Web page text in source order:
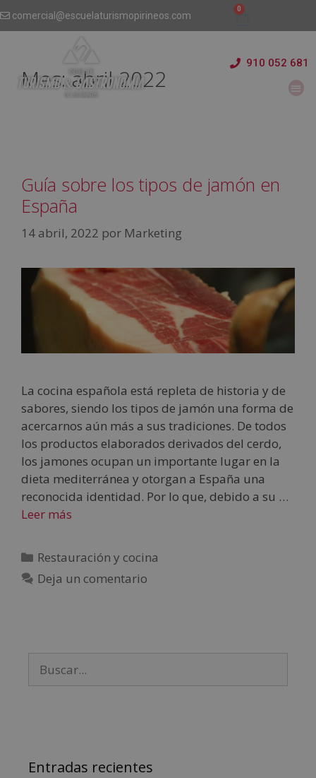
comercial@escuelaturismopirineos.com
910 052 681
Mes:abril 2022
Guía sobre los tipos de jamón en
España
14 abril, 2022 por Marketing
La cocina española está repleta de historia y de
sabores, siendo los tipos de jamón una forma de
acercarnos aún más a sus tradiciones. De todos
los productos elaborados derivados del cerdo,
los jamones ocupan un importante lugar en la
dieta mediterránea y otorgan a España una
reconocida identidad. Por lo que, debido a su …
Leer más
Restauración y cocina
Deja un comentario
Entradas recientes